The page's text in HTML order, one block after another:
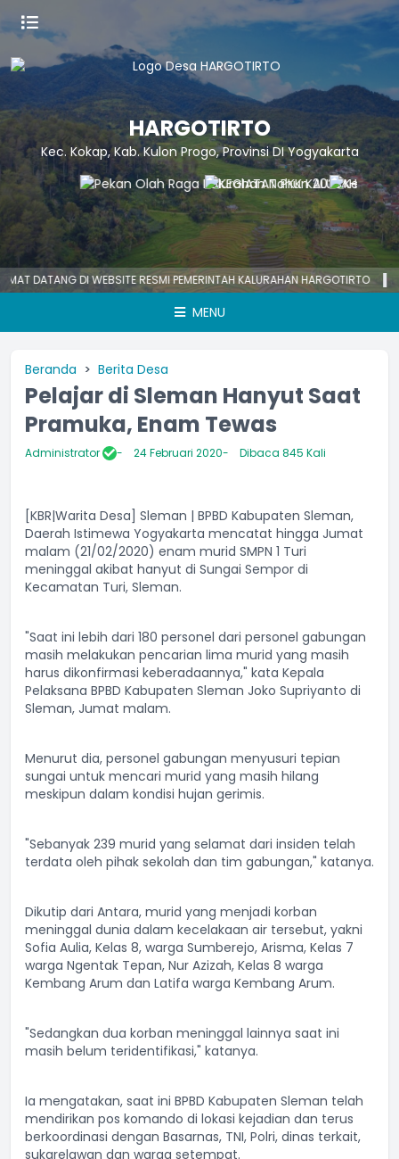
HARGOTIRTO
Kec. Kokap, Kab. Kulon Progo, Provinsi DI Yogyakarta
DI WEBSITE RESMI PEMERINTAH KALURAHAN HARGOTIRTO
MENU
Beranda Berita Desa
Pelajar di Sleman Hanyut Saat
Pramuka, Enam Tewas
Administrator 24 Februari 2020 Dibaca 845 Kali
[KBR|Warita Desa] Sleman | BPBD Kabupaten Sleman,
Daerah Istimewa Yogyakarta mencatat hingga Jumat
malam (21/02/2020) enam murid SMPN 1 Turi
meninggal akibat hanyut di Sungai Sempor di
Kecamatan Turi, Sleman.
"Saat ini lebih dari 180 personel dari personel gabungan
masih melakukan pencarian lima murid yang masih
harus dikonfirmasi keberadaannya," kata Kepala
Pelaksana BPBD Kabupaten Sleman Joko Supriyanto di
Sleman, Jumat malam.
Menurut dia, personel gabungan menyusuri tepian
sungai untuk mencari murid yang masih hilang
meskipun dalam kondisi hujan gerimis.
"Sebanyak 239 murid yang selamat dari insiden telah
terdata oleh pihak sekolah dan tim gabungan," katanya.
Dikutip dari Antara, murid yang menjadi korban
meninggal dunia dalam kecelakaan air tersebut, yakni
Sofia Aulia, Kelas 8, warga Sumberejo, Arisma, Kelas 7
warga Ngentak Tepan, Nur Azizah, Kelas 8 warga
Kembang Arum dan Latifa warga Kembang Arum.
"Sedangkan dua korban meninggal lainnya saat ini
masih belum teridentifikasi," katanya.
Ia mengatakan, saat ini BPBD Kabupaten Sleman telah
mendirikan pos komando di lokasi kejadian dan terus
berkoordinasi dengan Basarnas, TNI, Polri, dinas terkait,
sukarelawan dan warga setempat.